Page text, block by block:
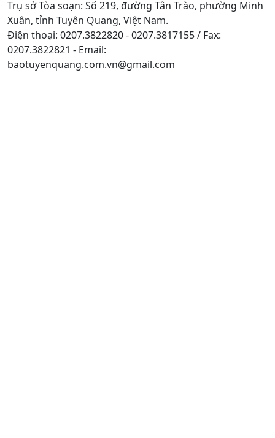
Trụ sở Tòa soạn: Số 219, đường Tân Trào, phường Minh
Xuân, tỉnh Tuyên Quang, Việt Nam.
Điện thoại: 0207.3822820 - 0207.3817155 / Fax:
0207.3822821 - Email:
baotuyenquang.com.vn@gmail.com